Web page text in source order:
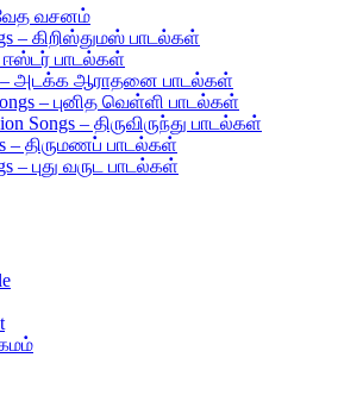
வேத வசனம்
– கிறிஸ்துமஸ் பாடல்கள்
ஈஸ்டர் பாடல்கள்
– அடக்க ஆராதனை பாடல்கள்
– புனித வெள்ளி பாடல்கள்
Songs – திருவிருந்து பாடல்கள்
– திருமணப் பாடல்கள்
– புது வருட பாடல்கள்